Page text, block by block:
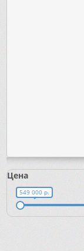
Цена
549 000 р.